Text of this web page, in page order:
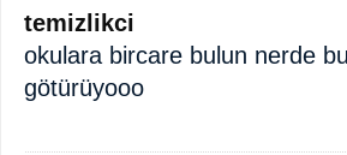
temizlikci
okulara bircare bulun nerde
götürüyooo